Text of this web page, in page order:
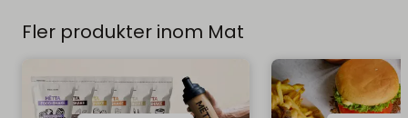
Fler produkter inom Mat